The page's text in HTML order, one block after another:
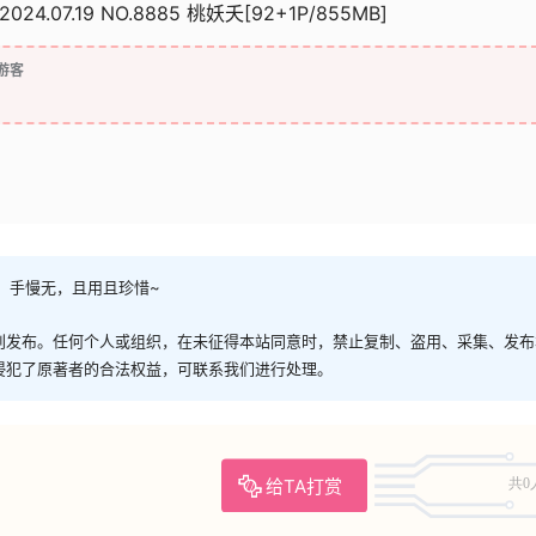
NO.8885 桃妖夭[92+1P/855MB]
客
手慢无，且用且珍惜~
布。任何个人或组织，在未征得本站同意时，禁止复制、盗用、采集、发
了原著者的合法权益，可联系我们进行处理。
给TA打赏 共0